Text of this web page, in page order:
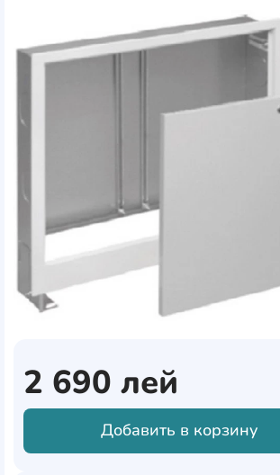
2 690 лей
Добавить в корзину